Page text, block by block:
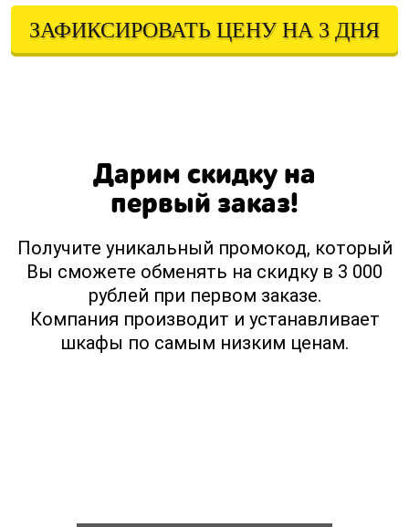
ЗАФИКСИРОВАТЬ ЦЕНУ НА 3 ДНЯ
Оставляя свои контактные данные, вы подтверждаете свое совершеннолетие,
Дарим скидку на
первый заказ!
Получите уникальный промокод, который
Вы сможете обменять на скидку в 3 000
рублей при первом заказе.
Компания производит и устанавливает
шкафы по самым низким ценам.